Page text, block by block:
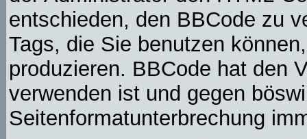
entschieden, den BBCode zu
Tags, die Sie benutzen
produzieren. BBCode hat den
verwenden ist und gegen
Seitenformatunterbrechung